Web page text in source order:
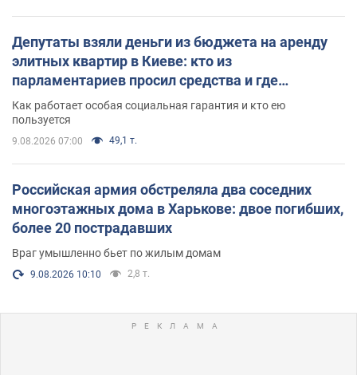
Депутаты взяли деньги из бюджета на аренду
элитных квартир в Киеве: кто из
парламентариев просил средства и где
поселился
Как работает особая социальная гарантия и кто ею
пользуется
9.08.2026 07:00 49,1 т.
Российская армия обстреляла два соседних
многоэтажных дома в Харькове: двое погибших,
более 20 пострадавших
Враг умышленно бьет по жилым домам
9.08.2026 10:10 2,8 т.